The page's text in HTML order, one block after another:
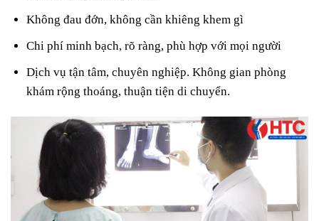
Không đau đớn, không cần khiêng khem gì
Chi phí minh bạch, rõ ràng, phù hợp với mọi người
Dịch vụ tận tâm, chuyên nghiệp. Không gian phòng
khám rộng thoáng, thuận tiện di chuyển.